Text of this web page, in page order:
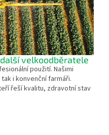
velkoodběratele
použití. Našimi
i konvenční farmáři.
řeší kvalitu, zdravotní stav